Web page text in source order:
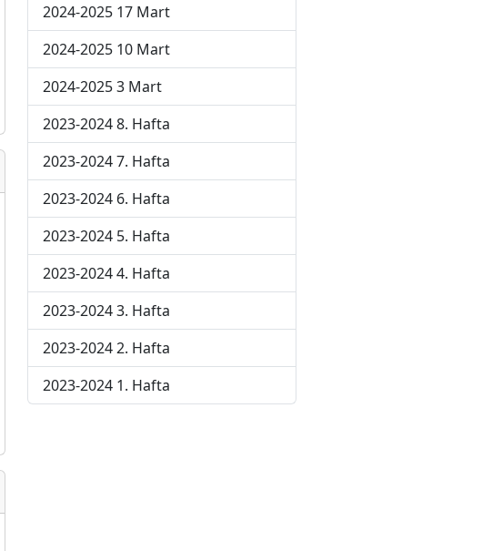
2024-2025 17 Mart
2024-2025 10 Mart
2024-2025 3 Mart
2023-2024 8. Hafta
2023-2024 7. Hafta
2023-2024 6. Hafta
2023-2024 5. Hafta
2023-2024 4. Hafta
2023-2024 3. Hafta
2023-2024 2. Hafta
2023-2024 1. Hafta